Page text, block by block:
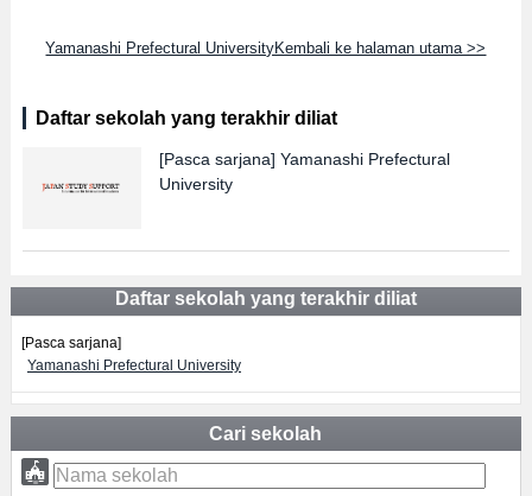
Yamanashi Prefectural UniversityKembali ke halaman utama >>
Daftar sekolah yang terakhir diliat
[Pasca sarjana] Yamanashi Prefectural
University
Daftar sekolah yang terakhir diliat
[Pasca sarjana]
Yamanashi Prefectural University
Cari sekolah